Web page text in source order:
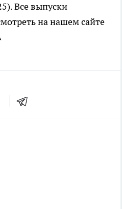
Все выпуски
на нашем сайте